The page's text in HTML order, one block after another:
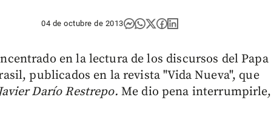
04 de octubre de 2013
en la lectura de los discursos del Papa
publicados en la revista "Vida Nueva", que
Darío Restrepo. Me dio pena interrumpirle,